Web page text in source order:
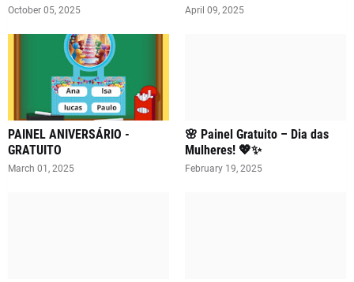
October 05, 2025 April 09, 2025
PAINEL ANIVERSÁRIO -
GRATUITO
March 01, 2025
🌸 Painel Gratuito – Dia das
Mulheres! 💖✨
February 19, 2025